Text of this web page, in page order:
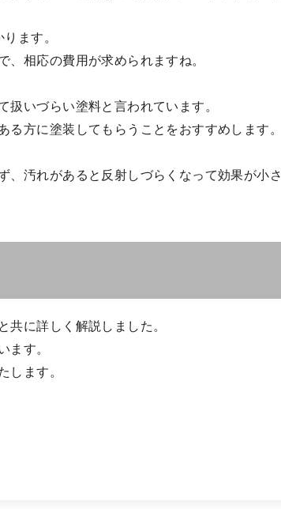
ます。
相応の費用が求められますね。
いづらい塗料と言われています。
方に塗装してもらうことをおすすめします。
、汚れがあると反射しづらくなって効果が小さ
共に詳しく解説しました。
ます。
します。